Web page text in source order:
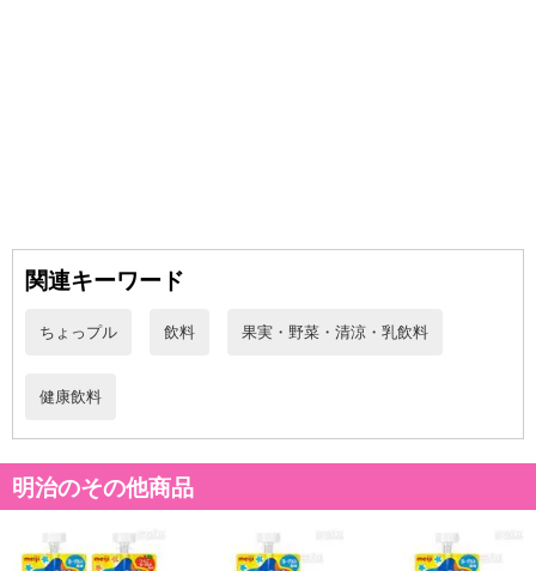
休業日
その他共通および商品カテゴリー別注意事項（※必ずご確認くだ
こちらの情報は2026-07-09 14:08:36.0での情報となります。
関連キーワード
ちょっプル 飲料 果実・野菜・清涼・乳飲料
健康飲料
明治のその他商品